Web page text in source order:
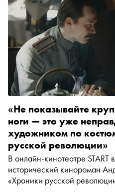
«Не показывайте
ноги — это уже
художником по
русской революции»
В онлайн-кинотеатре
исторический кинороман
«Хроники русской